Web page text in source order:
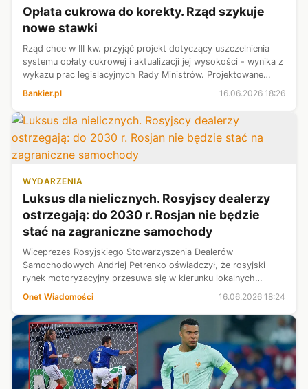
Opłata cukrowa do korekty. Rząd szykuje
nowe stawki
Rząd chce w III kw. przyjąć projekt dotyczący uszczelnienia
systemu opłaty cukrowej i aktualizacji jej wysokości - wynika z
wykazu prac legislacyjnych Rady Ministrów. Projektowane
zmiany zakładają, że 96,5 proc. wpływów z opłaty ma trafić
bezpośredni...
Bankier.pl 16.06.2026 18:26
WYDARZENIA
Luksus dla nielicznych. Rosyjscy dealerzy
ostrzegają: do 2030 r. Rosjan nie będzie
stać na zagraniczne samochody
Wiceprezes Rosyjskiego Stowarzyszenia Dealerów
Samochodowych Andriej Petrenko oświadczył, że rosyjski
rynek motoryzacyjny przesuwa się w kierunku lokalnych
marek, a pod koniec dekady samochody zagraniczne staną się
Onet Wiadomości 16.06.2026 18:24